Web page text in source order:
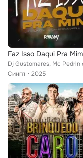
Faz Isso Daqui Pra Mim
Сингл
2025